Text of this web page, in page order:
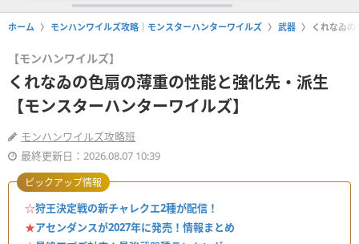
ホーム モンハンワイルズ攻略｜モンスターハンターワイルズ 武器 くれなゐ
【モンハンワイルズ】
くれなゐの色扇の薄重の性能と強化先・派生
【モンスターハンターワイルズ】
モンハンワイルズ攻略班
最終更新日：2026.08.07 10:39
☆狩王決定戦の新チャレクエ2種が配信！
★アセンダンスが2027年に発売！情報まとめ
ピックアップ情報